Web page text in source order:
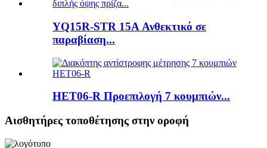
YQ15R-STR 15A Ανθεκτικό σε
παραβίαση...
HET06-R Προεπιλογή 7 κουμπιών...
Αισθητήρες τοποθέτησης στην οροφή